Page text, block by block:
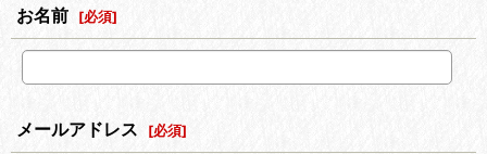
お名前 [必須]
メールアドレス [必須]